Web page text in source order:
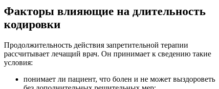
Факторы влияющие на длительность
кодировки
Продолжительность действия запретительной терапии
рассчитывает лечащий врач. Он принимает к сведению такие
условия:
понимает ли пациент, что болен и не может выздороветь